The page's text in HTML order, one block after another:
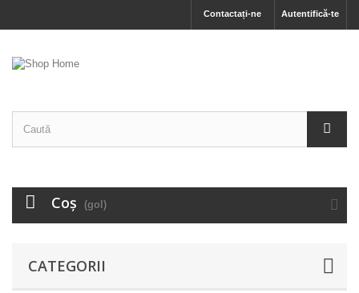
Autentifică-te
Contactați-ne
Coş (gol)
CATEGORII